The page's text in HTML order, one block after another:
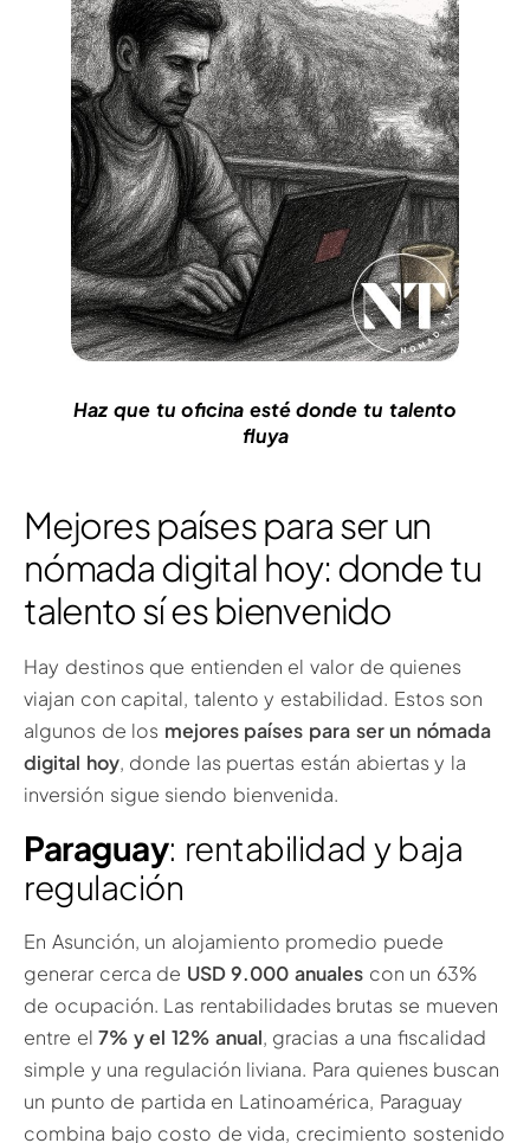
Haz que tu oficina esté donde tu talento
fluya
Mejores países para ser un
nómada digital hoy: donde tu
talento sí es bienvenido
Hay destinos que entienden el valor de quienes
viajan con capital, talento y estabilidad. Estos son
algunos de los mejores países para ser un nómada
digital hoy, donde las puertas están abiertas y la
inversión sigue siendo bienvenida.
Paraguay: rentabilidad y baja
regulación
En Asunción, un alojamiento promedio puede
generar cerca de USD 9.000 anuales con un 63%
de ocupación. Las rentabilidades brutas se mueven
entre el7% y el 12% anual, gracias a una fiscalidad
simple y una regulación liviana. Para quienes buscan
un punto de partida en Latinoamérica, Paraguay
combina bajo costo de vida, crecimiento sostenido